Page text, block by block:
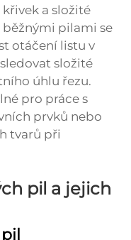
a složité
běžnými pilami se
otáčení listu v
složité
úhlu řezu.
pro práce s
prvků nebo
tvarů při
pil a jejich